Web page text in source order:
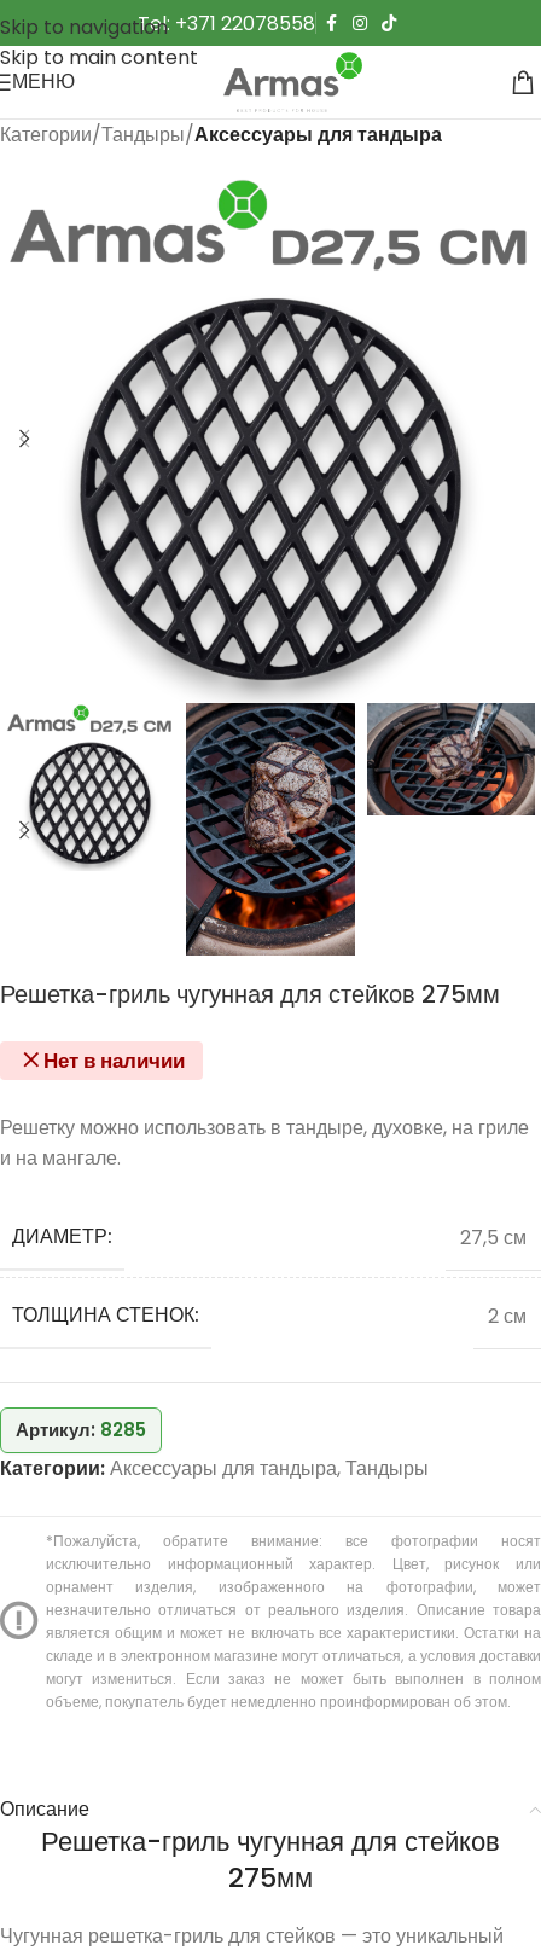
Skip to navigation
Skip to main content
Tel: +371 22078558
МЕНЮ
Категории Тандыры Аксессуары для тандыра
Решетка-гриль чугунная для стейков 275мм
Нет в наличии
Решетку можно использовать в тандыре, духовке, на гриле
и на мангале.
ДИАМЕТР: 27,5 см
ТОЛЩИНА СТЕНОК: 2 см
Артикул: 8285
Категории:Аксессуары для тандыра,Тандыры
*Пожалуйста, обратите внимание: все фотографии носят
исключительно информационный характер. Цвет, рисунок или
орнамент изделия, изображенного на фотографии, может
незначительно отличаться от реального изделия. Описание товара
является общим и может не включать все характеристики. Остатки на
складе и в электронном магазине могут отличаться, а условия доставки
могут измениться. Если заказ не может быть выполнен в полном
объеме, покупатель будет немедленно проинформирован об этом.
Описание
Решетка-гриль чугунная для стейков
275мм
Чугунная решетка-гриль для стейков — это уникальный